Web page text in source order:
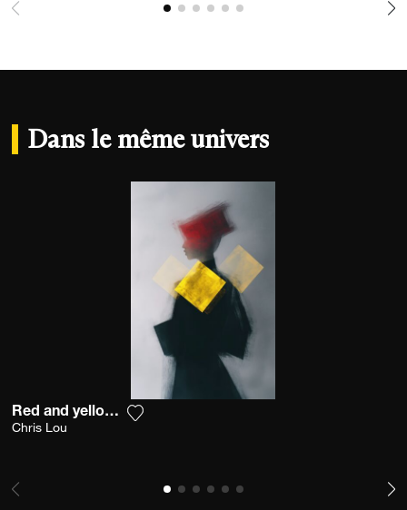
Dans le même univers
Red and yellow harmony
Chris Lou